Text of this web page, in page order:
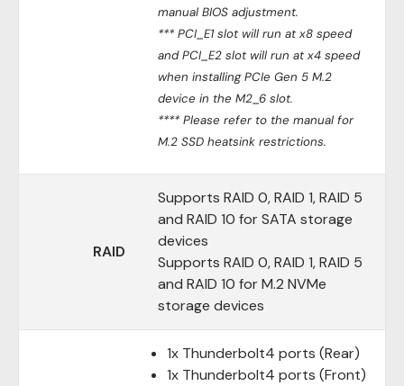
manual BIOS adjustment.
*** PCI_E1 slot will run at x8 speed
and PCI_E2 slot will run at x4 speed
when installing PCIe Gen 5 M.2
device in the M2_6 slot.
**** Please refer to the manual for
M.2 SSD heatsink restrictions.
RAID
Supports RAID 0, RAID 1, RAID 5
and RAID 10 for SATA storage
devices
Supports RAID 0, RAID 1, RAID 5
and RAID 10 for M.2 NVMe
storage devices
1x Thunderbolt4 ports (Rear)
1x Thunderbolt4 ports (Front)